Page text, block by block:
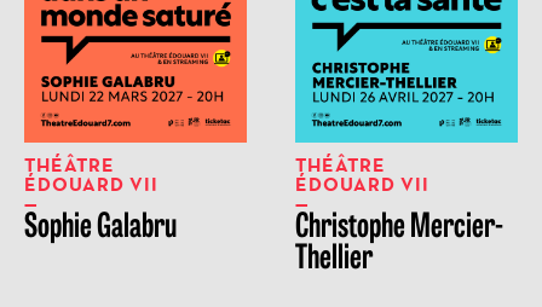
THÉÂTRE
ÉDOUARD VII
Sophie Galabru
THÉÂTRE
ÉDOUARD VII
Christophe Mercier-
Thellier